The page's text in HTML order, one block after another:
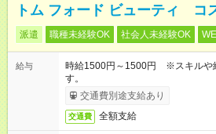
トム フォード ビューティ コ
派遣 職種未経験OK 社会人未経験OK
給与
時給1500円～1500円 ※スキルや
す。
交通費別途支給あり
交通費 全額支給